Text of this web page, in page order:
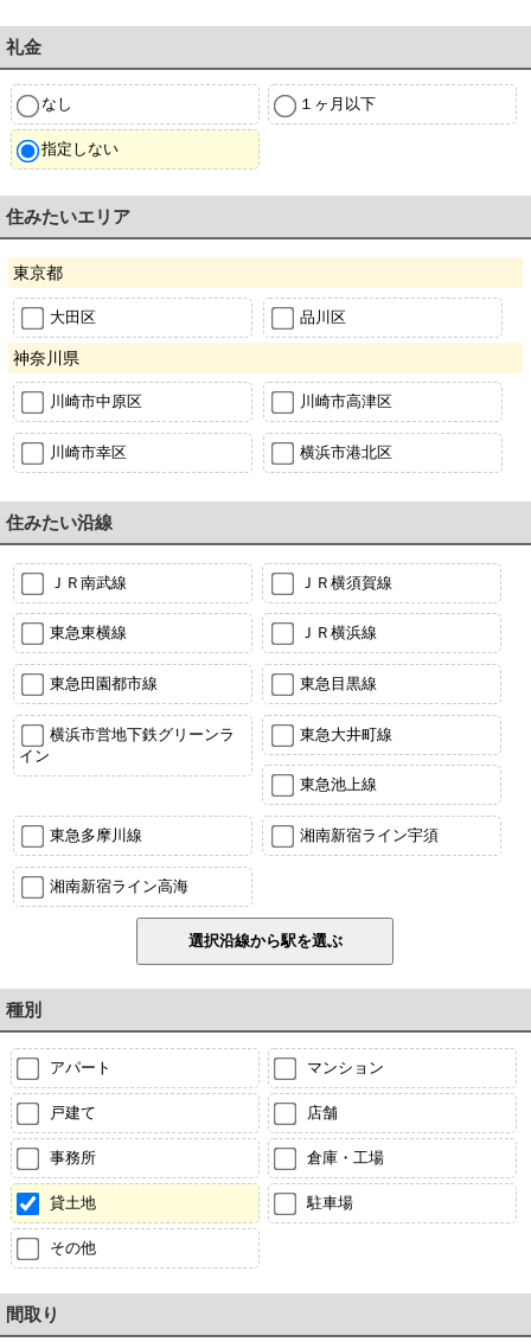
礼金
なし １ヶ月以下
指定しない
住みたいエリア
東京都
大田区 品川区
神奈川県
川崎市中原区 川崎市高津区
川崎市幸区 横浜市港北区
住みたい沿線
ＪＲ南武線 ＪＲ横須賀線
東急東横線 ＪＲ横浜線
東急田園都市線 東急目黒線
横浜市営地下鉄グリーンラ
イン
東急大井町線
東急池上線
東急多摩川線 湘南新宿ライン宇須
湘南新宿ライン高海
種別
アパート マンション
戸建て 店舗
事務所 倉庫・工場
貸土地 駐車場
その他
間取り